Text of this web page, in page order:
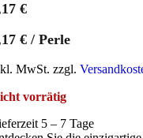
€
€ / Perle
MwSt. zzgl.
vorrätig
5 – 7 Tage